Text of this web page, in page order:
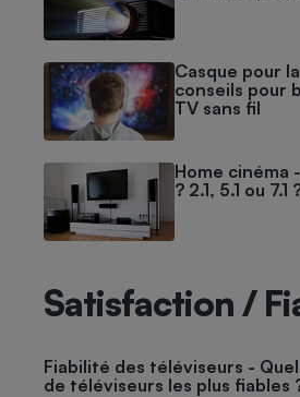
Casque pour
conseils pour
TV sans fil
Home cinéma
? 2.1, 5.1 ou 7.1
Satisfaction /
Fiabilité des téléviseurs -
de téléviseurs les plus fiables